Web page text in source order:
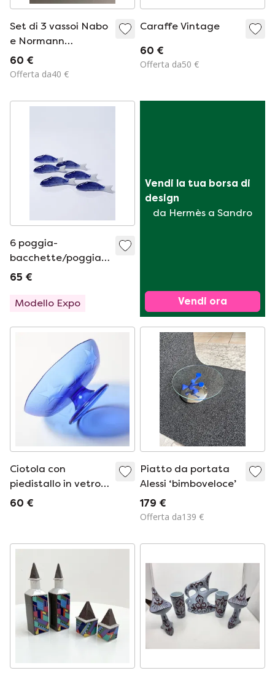
Set di 3 vassoi Nabo
e Normann
Copenhagen, design
postmoderno
60 €
Offerta da40 €
Caraffe Vintage
60 €
Offerta da50 €
6 poggia-
bacchette/poggia-
coltelli a forma di
porcellana, Cina,
65 €
Modello Expo
Vendi la tua borsa di
design
da Hermès a Sandro
Vendi ora
Ciotola con
piedistallo in vetro
pressato blu con
60 €
Piatto da portata
Alessi ‘bimboveloce’
179 €
Offerta da139 €